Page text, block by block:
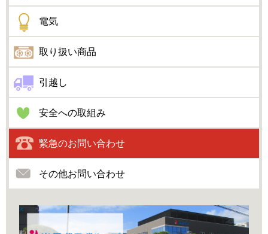
電気
取り扱い商品
引越し
安全への取組み
緊急のお問い合わせ
その他お問い合わせ